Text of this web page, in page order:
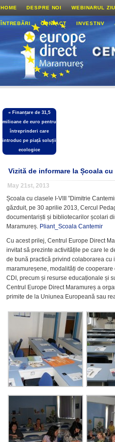
HOME DESPRE NOI WEBINARUL
ÎNTREBĂRI CONTACT INVESTNV
« Finanțare de 31,5
milioane de euro pentru
întreprinderi care
introduc pe piață soluții
ecologice
Vizită de informare la Școala cu
May 21st, 2013
Școala cu clasele I-VIII ”Dimitrie
găzduit, pe 30 aprilie 2013, Cercul
documentariști și bibliotecarilor școlari
Maramureș. Pliant_Scoala Cantemir
Cu acest prilej, Centrul Europe Direct
invitat să prezinte activitățile pe care le
de bună practică privind colaborarea cu
maramureșene, modalități de cooperare
CDI, precum și resurse educaționale și
Centrul Europe Direct Maramureș a
primite de la Uniunea Europeană sau